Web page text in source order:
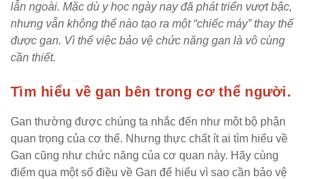
lẫn ngoài. Mặc dù y học ngày nay đã phát triển vượt bậc,
nhưng vẫn không thể nào tạo ra một “chiếc máy” thay thế
được gan. Vì thế việc bảo vệ chức năng gan là vô cùng
cần thiết.
Tìm hiểu về gan bên trong cơ thể người.
Gan thường được chúng ta nhắc đến như một bộ phận
quan trọng của cơ thể. Nhưng thực chất ít ai tìm hiểu về
Gan cũng như chức năng của cơ quan này. Hãy cùng
điểm qua một số điều về Gan để hiểu vì sao cần bảo vệ